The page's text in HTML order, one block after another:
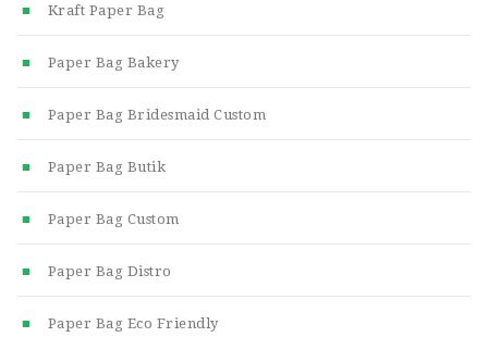
Kraft Paper Bag
Paper Bag Bakery
Paper Bag Bridesmaid Custom
Paper Bag Butik
Paper Bag Custom
Paper Bag Distro
Paper Bag Eco Friendly